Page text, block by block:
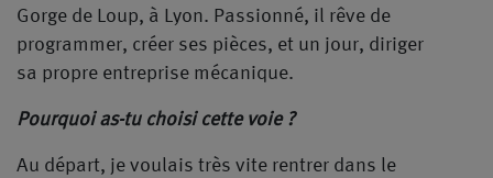
Gorge de Loup, à Lyon. Passionné, il rêve de
programmer, créer ses pièces, et un jour, diriger
sa propre entreprise mécanique.
Pourquoi as-tu choisi cette voie ?
Au départ, je voulais très vite rentrer dans le